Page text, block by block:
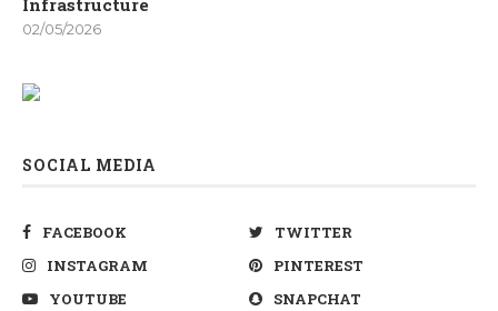
Infrastructure
02/05/2026
SOCIAL MEDIA
FACEBOOK
TWITTER
INSTAGRAM
PINTEREST
YOUTUBE
SNAPCHAT